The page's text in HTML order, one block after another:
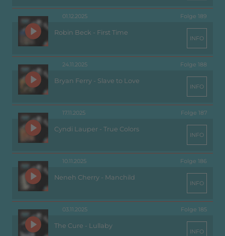
01.12.2025 Folge 189
Robin Beck - First Time
INFO
24.11.2025 Folge 188
Bryan Ferry - Slave to Love
INFO
17.11.2025 Folge 187
Cyndi Lauper - True Colors
INFO
10.11.2025 Folge 186
Neneh Cherry - Manchild
INFO
03.11.2025 Folge 185
The Cure - Lullaby
INFO